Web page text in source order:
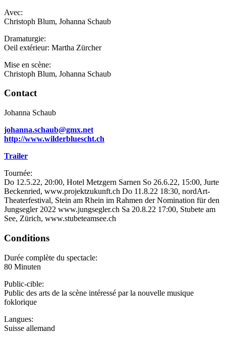
Avec:
Christoph Blum, Johanna Schaub
Dramaturgie:
Oeil extérieur: Martha Zürcher
Mise en scène:
Christoph Blum, Johanna Schaub
Contact
Johanna Schaub
johanna.schaub@gmx.net
http://www.wilderbluescht.ch
Trailer
Tournée:
Do 12.5.22, 20:00, Hotel Metzgern Sarnen So 26.6.22, 15:00, Jurte
Beckenried, www.projektzukunft.ch Do 11.8.22 18:30, nordArt-
Theaterfestival, Stein am Rhein im Rahmen der Nomination für den
Jungsegler 2022 www.jungsegler.ch Sa 20.8.22 17:00, Stubete am
See, Zürich, www.stubeteamsee.ch
Conditions
Durée complète du spectacle:
80 Minuten
Public-cible:
Public des arts de la scène intéressé par la nouvelle musique
foklorique
Langues:
Suisse allemand